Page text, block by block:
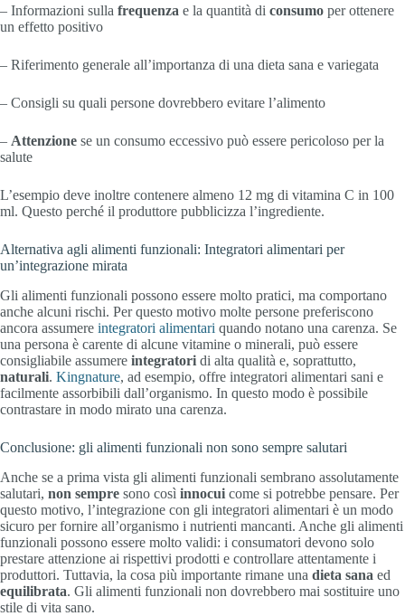
– Informazioni sulla frequenza e la quantità di consumo per ottenere
un effetto positivo
– Riferimento generale all’importanza di una dieta sana e variegata
– Consigli su quali persone dovrebbero evitare l’alimento
– Attenzione se un consumo eccessivo può essere pericoloso per la
salute
L’esempio deve inoltre contenere almeno 12 mg di vitamina C in 100
ml. Questo perché il produttore pubblicizza l’ingrediente.
Alternativa agli alimenti funzionali: Integratori alimentari per
un’integrazione mirata
Gli alimenti funzionali possono essere molto pratici, ma comportano
anche alcuni rischi. Per questo motivo molte persone preferiscono
ancora assumere integratori alimentari quando notano una carenza. Se
una persona è carente di alcune vitamine o minerali, può essere
consigliabile assumere integratori di alta qualità e, soprattutto,
naturali. Kingnature, ad esempio, offre integratori alimentari sani e
facilmente assorbibili dall’organismo. In questo modo è possibile
contrastare in modo mirato una carenza.
Conclusione: gli alimenti funzionali non sono sempre salutari
Anche se a prima vista gli alimenti funzionali sembrano assolutamente
salutari, non sempre sono così innocui come si potrebbe pensare. Per
questo motivo, l’integrazione con gli integratori alimentari è un modo
sicuro per fornire all’organismo i nutrienti mancanti. Anche gli alimenti
funzionali possono essere molto validi: i consumatori devono solo
prestare attenzione ai rispettivi prodotti e controllare attentamente i
produttori. Tuttavia, la cosa più importante rimane una dieta sana ed
equilibrata. Gli alimenti funzionali non dovrebbero mai sostituire uno
stile di vita sano.